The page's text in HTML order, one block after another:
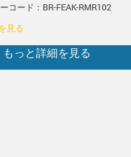
コード：BR-FEAK-RMR102
見る
もっと詳細を見る